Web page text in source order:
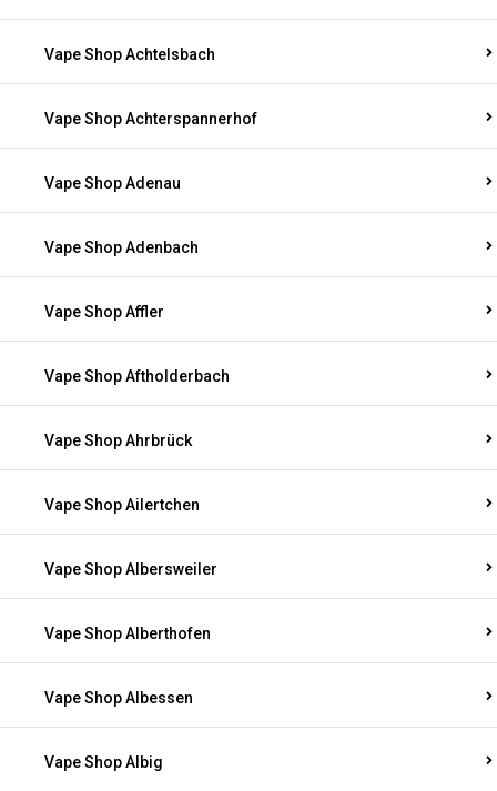
Vape Shop Achtelsbach
Vape Shop Achterspannerhof
Vape Shop Adenau
Vape Shop Adenbach
Vape Shop Affler
Vape Shop Aftholderbach
Vape Shop Ahrbrück
Vape Shop Ailertchen
Vape Shop Albersweiler
Vape Shop Alberthofen
Vape Shop Albessen
Vape Shop Albig